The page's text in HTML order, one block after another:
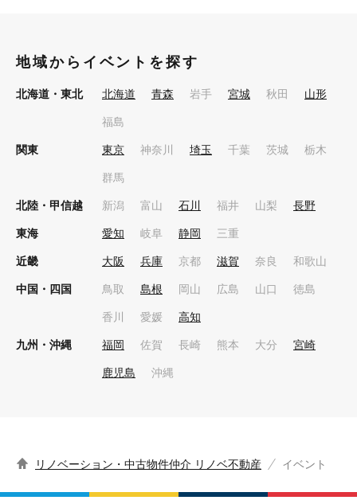
地域からイベントを探す
北海道・東北 北海道 青森 岩手 宮城 秋田 山形
福島
関東 東京 神奈川 埼玉 千葉 茨城 栃木
群馬
北陸・甲信越 新潟 富山 石川 福井 山梨 長野
東海 愛知 岐阜 静岡 三重
近畿 大阪 兵庫 京都 滋賀 奈良 和歌山
中国・四国 鳥取 島根 岡山 広島 山口 徳島
香川 愛媛 高知
九州・沖縄 福岡 佐賀 長崎 熊本 大分 宮崎
鹿児島 沖縄
リノベーション・中古物件仲介 リノベ不動産 イベント